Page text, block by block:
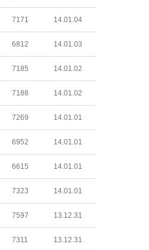
7171 14.01.04
6812 14.01.03
7185 14.01.02
7188 14.01.02
7269 14.01.01
6952 14.01.01
6615 14.01.01
7323 14.01.01
7597 13.12.31
7311 13.12.31